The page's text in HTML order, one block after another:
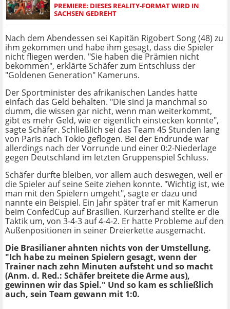
PREMIERE: DIESES REALITY-FORMAT WIRD IN
SACHSEN GEDREHT
Nach dem Abendessen sei Kapitän Rigobert Song (48) zu
ihm gekommen und habe ihm gesagt, dass die Spieler
nicht fliegen werden. "Sie haben die Prämien nicht
bekommen", erklärte Schäfer zum Entschluss der
"Goldenen Generation" Kameruns.
Der Sportminister des afrikanischen Landes hatte
einfach das Geld behalten. "Die sind ja manchmal so
dumm, die wissen gar nicht, wenn man weiterkommt,
gibt es mehr Geld, wie er eigentlich einstecken konnte",
sagte Schäfer. Schließlich sei das Team 45 Stunden lang
von Paris nach Tokio geflogen. Bei der Endrunde war
allerdings nach der Vorrunde und einer 0:2-Niederlage
gegen Deutschland im letzten Gruppenspiel Schluss.
Schäfer durfte bleiben, vor allem auch deswegen, weil er
die Spieler auf seine Seite ziehen konnte. "Wichtig ist, wie
man mit den Spielern umgeht", sagte er dazu und
nannte ein Beispiel. Ein Jahr später traf er mit Kamerun
beim ConfedCup auf Brasilien. Kurzerhand stellte er die
Taktik um, von 3-4-3 auf 4-4-2. Er hatte Probleme auf den
Außenpositionen in seiner Dreierkette ausgemacht.
Die Brasilianer ahnten nichts von der Umstellung.
"Ich habe zu meinen Spielern gesagt, wenn der
Trainer nach zehn Minuten aufsteht und so macht
(Anm. d. Red.: Schäfer breitete die Arme aus),
gewinnen wir das Spiel." Und so kam es schließlich
auch, sein Team gewann mit 1:0.